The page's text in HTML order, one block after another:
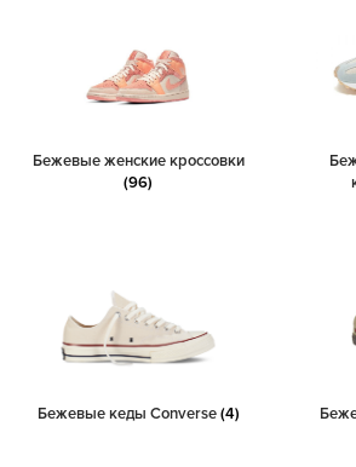
Бежевые женские кроссовки
(96)
Бежевые кеды Converse(4)